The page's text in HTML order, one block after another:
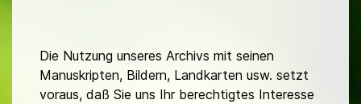
Die Nutzung unseres Archivs mit seinen
Manuskripten, Bildern, Landkarten usw. setzt
voraus, daß Sie uns Ihr berechtigtes Interesse